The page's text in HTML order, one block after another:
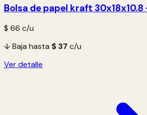
Bolsa de papel kraft 30x18x10.8
$ 66 c/u
↓ Baja hasta $ 37 c/u
Ver detalle